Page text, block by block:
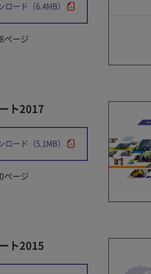
ロード （6.4MB）
ページ
ト2017
ロード （5.1MB）
ページ
ト2015